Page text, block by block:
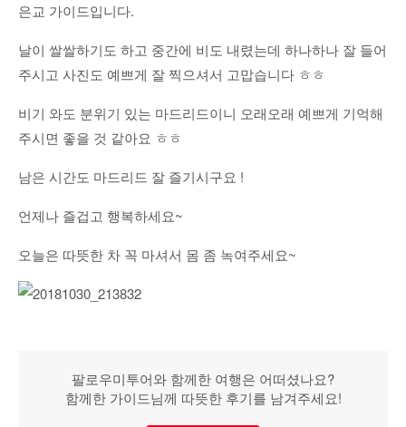
은교 가이드입니다.
날이 쌀쌀하기도 하고 중간에 비도 내렸는데 하나하나 잘 들어
주시고 사진도 예쁘게 잘 찍으셔서 고맙습니다 ㅎㅎ
비기 와도 분위기 있는 마드리드이니 오래오래 예쁘게 기억해
주시면 좋을 것 같아요 ㅎㅎ
남은 시간도 마드리드 잘 즐기시구요 !
언제나 즐겁고 행복하세요~
오늘은 따뜻한 차 꼭 마셔서 몸 좀 녹여주세요~
팔로우미투어와 함께한 여행은 어떠셨나요?
함께한 가이드님께 따뜻한 후기를 남겨주세요!